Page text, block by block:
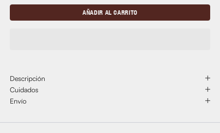
AÑADIR AL CARRITO
Descripción
Cuidados
Envío